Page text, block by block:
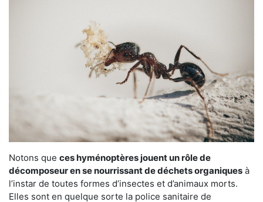
Notons que ces hyménoptères jouent un rôle de
décomposeur en se nourrissant de déchets organiques à
l’instar de toutes formes d’insectes et d’animaux morts.
Elles sont en quelque sorte la police sanitaire de